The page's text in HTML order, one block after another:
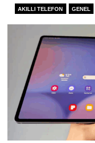
AKILLI TELEFON GENEL